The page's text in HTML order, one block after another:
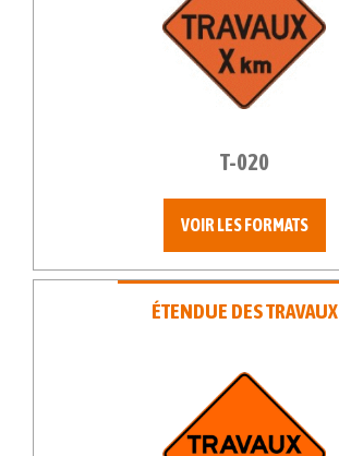
T-020
VOIR LES FORMATS
ÉTENDUE DES TRAVAUX